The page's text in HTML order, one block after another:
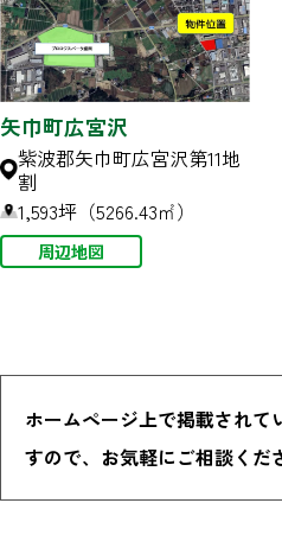
矢巾町広宮沢
紫波郡矢巾町広宮沢第11地
割
1,593坪（5266.43㎡）
周辺地図
ホームページ上で掲載されて
すので、お気軽にご相談くだ